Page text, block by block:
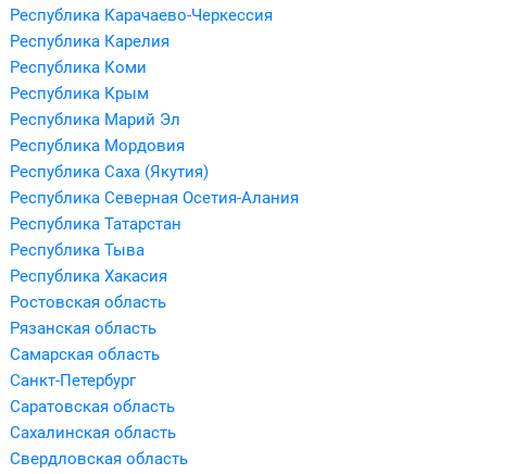
Республика Карачаево-Черкессия
Республика Карелия
Республика Коми
Республика Крым
Республика Марий Эл
Республика Мордовия
Республика Саха (Якутия)
Республика Северная Осетия-Алания
Республика Татарстан
Республика Тыва
Республика Хакасия
Ростовская область
Рязанская область
Самарская область
Санкт-Петербург
Саратовская область
Сахалинская область
Свердловская область